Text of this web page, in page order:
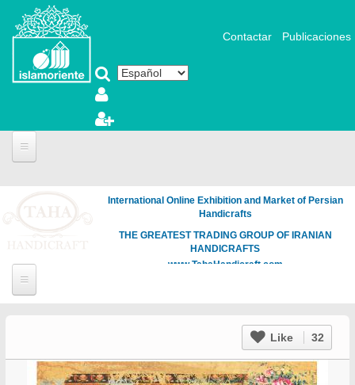
Pasar al contenido principal
Contactar Publicaciones
International Online Exhibition and Market of Persian
Handicrafts
THE GREATEST TRADING GROUP OF IRANIAN
HANDICRAFTS
www.TahaHandicraft.com
Like 32